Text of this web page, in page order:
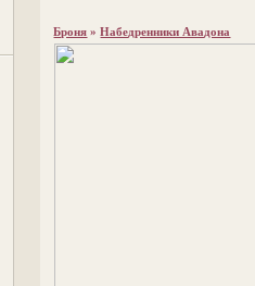
Броня »Набедренники Авадона